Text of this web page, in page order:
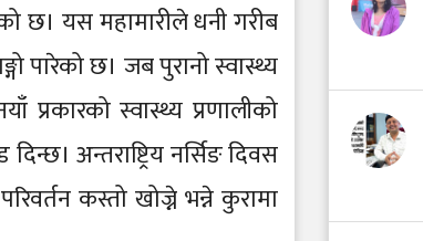
छ। यस महामारीले धनी गरीब
पारेको छ। जब पुरानो स्वास्थ्य
प्रकारको स्वास्थ्य प्रणालीको
अन्तराष्ट्रिय नर्सिङ दिवस
कस्तो खोज्ने भन्ने कुरामा